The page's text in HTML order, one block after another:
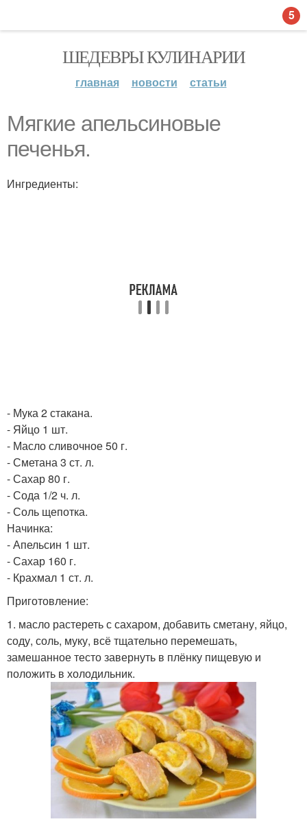
ШЕДЕВРЫ КУЛИНАРИИ
главная новости статьи
Мягкие апельсиновые
печенья.
Ингредиенты:
- Мука 2 стакана.
- Яйцо 1 шт.
- Масло сливочное 50 г.
- Сметана 3 ст. л.
- Сахар 80 г.
- Сода 1/2 ч. л.
- Соль щепотка.
Начинка:
- Апельсин 1 шт.
- Сахар 160 г.
- Крахмал 1 ст. л.
Приготовление:
1. масло растереть с сахаром, добавить сметану, яйцо,
соду, соль, муку, всё тщательно перемешать,
замешанное тесто завернуть в плёнку пищевую и
положить в холодильник.
5